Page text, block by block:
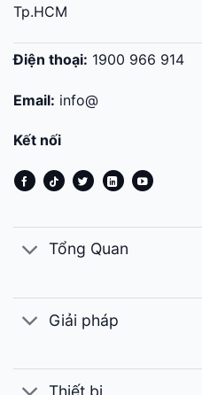
Tp.HCM
Điện thoại: 1900 966 914
Email: info@
Kết nối
Tổng Quan
Giải pháp
Thiết bị